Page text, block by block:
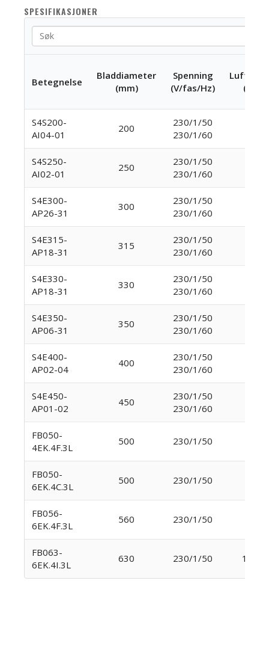
SPESIFIKASJONER
Betegnelse
Bladdiameter
(mm)
Spenning
(V/fas/Hz)
(m3/
S4S200-
AI04-01
200
230/1/50
230/1/60
S4S250-
AI02-01
250
230/1/50
230/1/60
S4E300-
AP26-31
300
230/1/50
230/1/60
S4E315-
AP18-31
315
230/1/50
230/1/60
S4E330-
AP18-31
330
230/1/50
230/1/60
S4E350-
AP06-31
350
230/1/50
230/1/60
S4E400-
AP02-04
400
230/1/50
230/1/60
S4E450-
AP01-02
450
230/1/50
230/1/60
FB050-
4EK.4F.3L
500 230/1/50
FB050-
6EK.4C.3L
500 230/1/50
FB056-
6EK.4F.3L
560 230/1/50
FB063-
6EK.4I.3L
630 230/1/50 10